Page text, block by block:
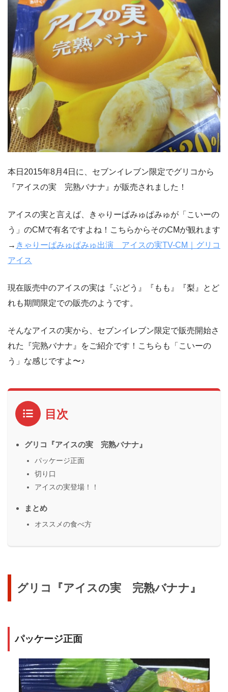
本日2015年8月4日に、セブンイレブン限定でグリコから
『アイスの実 完熟バナナ』が販売されました！
アイスの実と言えば、きゃりーぱみゅぱみゅが「こいーの
う」のCMで有名ですよね！こちらからそのCMが観れます
→ きゃりーぱみゅぱみゅ出演 アイスの実TV-CM｜グリコ
アイス
現在販売中のアイスの実は『ぶどう』『もも』『梨』とど
れも期間限定での販売のようです。
そんなアイスの実から、セブンイレブン限定で販売開始さ
れた『完熟バナナ』をご紹介です！こちらも「こいーの
う」な感じですよ〜♪
目次
グリコ『アイスの実 完熟バナナ』
パッケージ正面
切り口
アイスの実登場！！
まとめ
オススメの食べ方
グリコ『アイスの実 完熟バナナ』
パッケージ正面